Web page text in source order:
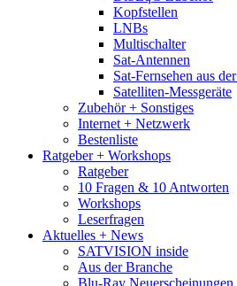
Kopfstellen
LNBs
Multischalter
Sat-Antennen
Sat-Fernsehen aus
Satelliten-Messgeräte
Zubehör + Sonstiges
Internet + Netzwerk
Bestenliste
Ratgeber + Workshops
Ratgeber
10 Fragen & 10 Antworten
Workshops
Leserfragen
Aktuelles + News
SATVISION inside
Aus der Branche
Blu-Ray Neuerscheinungen